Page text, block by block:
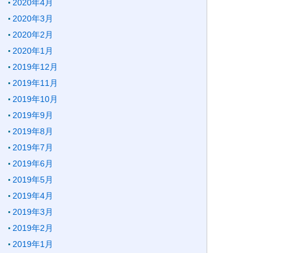
2020年4月
2020年3月
2020年2月
2020年1月
2019年12月
2019年11月
2019年10月
2019年9月
2019年8月
2019年7月
2019年6月
2019年5月
2019年4月
2019年3月
2019年2月
2019年1月